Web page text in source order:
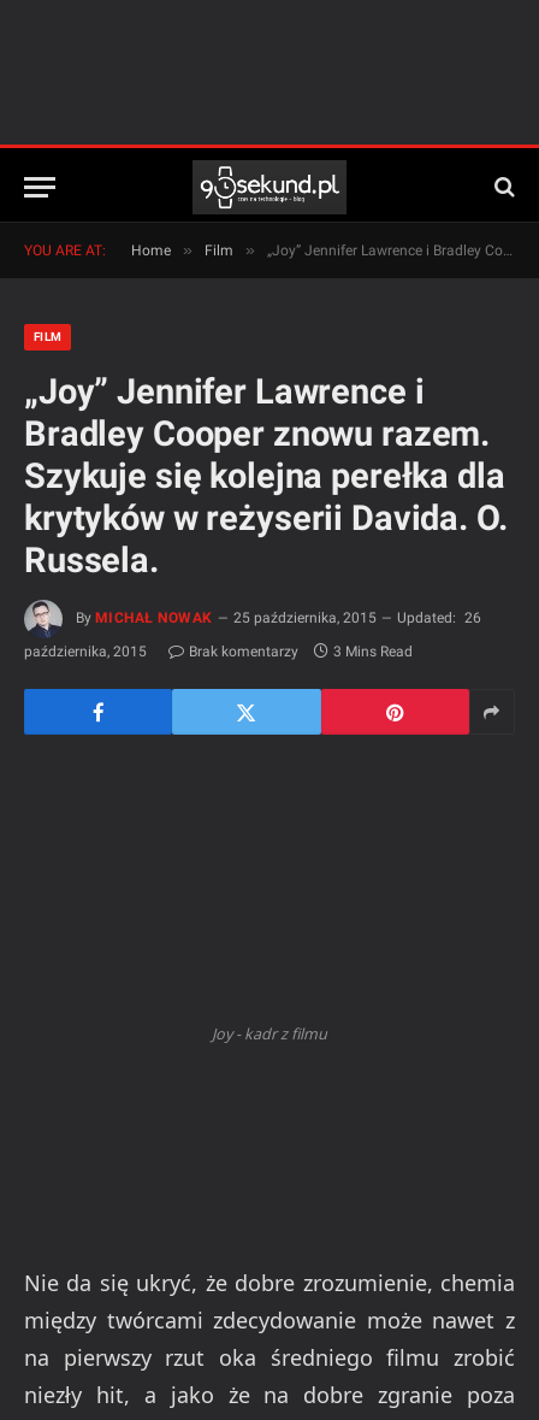
YOU ARE AT: Home » Film » „Joy” Jennifer Lawrence i Bradley Cooper znowu razem. Szykuje się kolejna perełka dla krytyków w reżyserii Davida. O. Russela.
FILM
„Joy” Jennifer Lawrence i
Bradley Cooper znowu razem.
Szykuje się kolejna perełka dla
krytyków w reżyserii Davida. O.
Russela.
By MICHAŁ NOWAK 25 października, 2015 Updated: 26
października, 2015
Brak komentarzy 3 Mins Read
Joy - kadr z filmu
Nie da się ukryć, że dobre zrozumienie, chemia
między twórcami zdecydowanie może nawet z
na pierwszy rzut oka średniego filmu zrobić
niezły hit, a jako że na dobre zgranie poza